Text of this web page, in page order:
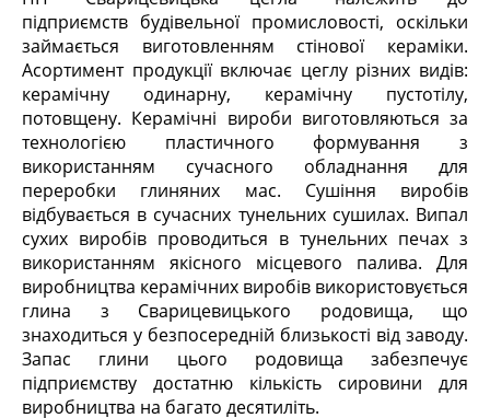
підприємств будівельної промисловості, оскільки
займається виготовленням стінової кераміки.
Асортимент продукції включає цеглу різних видів:
керамічну одинарну, керамічну пустотілу,
потовщену. Керамічні вироби виготовляються за
технологією пластичного формування з
використанням сучасного обладнання для
переробки глиняних мас. Сушіння виробів
відбувається в сучасних тунельних сушилах. Випал
сухих виробів проводиться в тунельних печах з
використанням якісного місцевого палива. Для
виробництва керамічних виробів використовується
глина з Сварицевицького родовища, що
знаходиться у безпосередній близькості від заводу.
Запас глини цього родовища забезпечує
підприємству достатню кількість сировини для
виробництва на багато десятиліть.